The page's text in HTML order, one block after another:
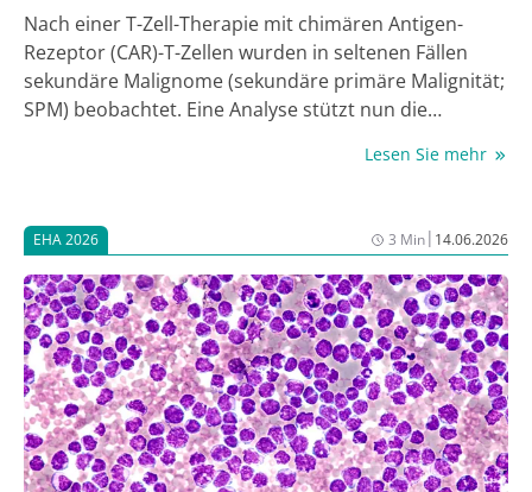
Nach einer T-Zell-Therapie mit chimären Antigen-
Rezeptor (CAR)-T-Zellen wurden in seltenen Fällen
sekundäre Malignome (sekundäre primäre Malignität;
SPM) beobachtet. Eine Analyse stützt nun die
Lisocabtagene Maraleucel (Liso-cel) oder
Patient:innen und einem klinischen Follow-up von
über 8 Jahren, ergänzt um Daten von rund 12.000
Patient:innen aus Post-Marketing-Studien. Es gab
keine Hinweise für SPM mit einem T-Zell-Ursprung
oder für eine Toxizität der lentiviralen Vektoren (LVV).
Die Ergebnisse wurden im Rahmen eines Posters auf
dem EHA-Kongress präsentiert [1].
Lesen Sie mehr
EHA 2026 3 Min| 14.06.2026